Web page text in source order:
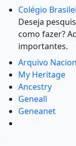
Colégio
Deseja
como fazer?
importantes.
Arquivo
My Heritage
Ancestry
Geneall
Geneanet